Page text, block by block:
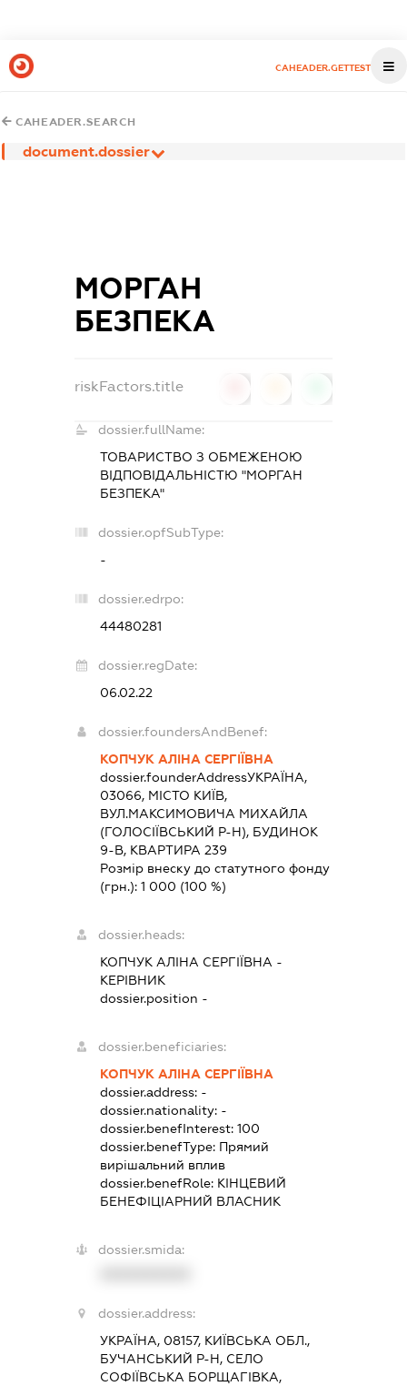
CAHEADER.GETTEST
CAHEADER.SEARCH
document.dossier
МОРГАН
БЕЗПЕКА
riskFactors.title
dossier.fullName:
ТОВАРИСТВО З ОБМЕЖЕНОЮ
ВІДПОВІДАЛЬНІСТЮ "МОРГАН
БЕЗПЕКА"
dossier.opfSubType:
-
dossier.edrpo:
44480281
dossier.regDate:
06.02.22
dossier.foundersAndBenef:
КОПЧУК АЛІНА СЕРГІЇВНА
dossier.founderAddressУКРАЇНА,
03066, МІСТО КИЇВ,
ВУЛ.МАКСИМОВИЧА МИХАЙЛА
(ГОЛОСІЇВСЬКИЙ Р-Н), БУДИНОК
9-В, КВАРТИРА 239
Розмір внеску до статутного фонду
(грн.): 1 000 (100 %)
dossier.heads:
КОПЧУК АЛІНА СЕРГІЇВНА -
КЕРІВНИК
dossier.position -
dossier.beneficiaries:
КОПЧУК АЛІНА СЕРГІЇВНА
dossier.address: -
dossier.nationality: -
dossier.benefInterest: 100
dossier.benefType: Прямий
вирішальний вплив
dossier.benefRole: КІНЦЕВИЙ
БЕНЕФІЦІАРНИЙ ВЛАСНИК
dossier.smida:
dossier.address:
УКРАЇНА, 08157, КИЇВСЬКА ОБЛ.,
БУЧАНСЬКИЙ Р-Н, СЕЛО
СОФІЇВСЬКА БОРЩАГІВКА,